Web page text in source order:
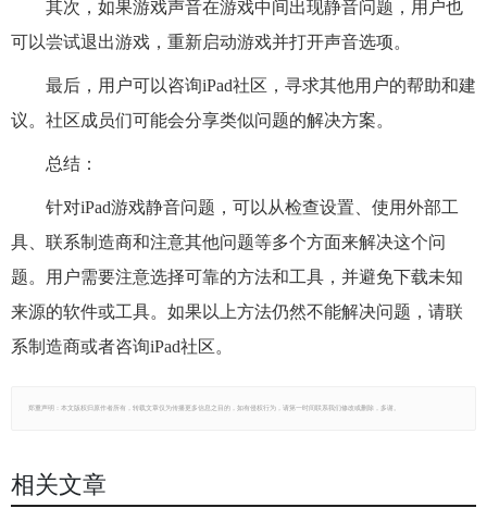
其次，如果游戏声音在游戏中间出现静音问题，用户也
可以尝试退出游戏，重新启动游戏并打开声音选项。
最后，用户可以咨询iPad社区，寻求其他用户的帮助和建
议。社区成员们可能会分享类似问题的解决方案。
总结：
针对iPad游戏静音问题，可以从检查设置、使用外部工
具、联系制造商和注意其他问题等多个方面来解决这个问
题。用户需要注意选择可靠的方法和工具，并避免下载未知
来源的软件或工具。如果以上方法仍然不能解决问题，请联
系制造商或者咨询iPad社区。
郑重声明：本文版权归原作者所有，转载文章仅为传播更多信息之目的，如有侵权行为，请第一时间联系我们修改或删除，多谢。
相关文章